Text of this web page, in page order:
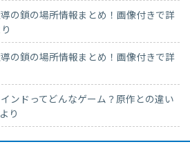
の鎖の場所情報まとめ！画像付きで詳
の鎖の場所情報まとめ！画像付きで詳
ンドってどんなゲーム？原作との違い
より